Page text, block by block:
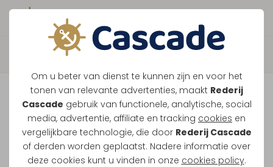
Om u beter van dienst te kunnen zijn en voor het
tonen van relevante advertenties, maakt Rederij
Cascade gebruik van functionele, analytische, social
media, advertentie, affiliate en tracking cookies en
vergelijkbare technologie, die door Rederij Cascade
of derden worden geplaatst. Nadere informatie over
deze cookies kunt u vinden in onze cookies policy.
Boek direct je vaart
Vaar je mee over de
Maasplassen?
Ondanks de lage waterstanden gaan
onze vaarten gewoon door.